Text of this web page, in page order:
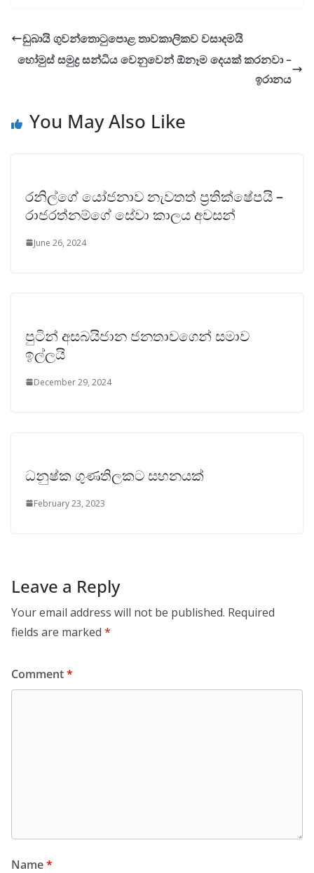
ඩුබායි ගුවන්තොටුපොළ තාවකාලිකව වසාදමයි
හෝමුස් සමුද්‍ර සන්ධිය වෙනුවෙන් ඕනෑම දෙයක් කරනවා –
ඉරානය
You May Also Like
රනිල්ගේ යෝජනාව නැවතත් ප්‍රතික්ෂේපයි –
රාජරත්නම්ගේ සේවා කාලය අවසන්
June 26, 2024
පුටින් අසබයිජාන ජනතාවගෙන් සමාව
ඉල්ලයි
December 29, 2024
ධනුෂ්ක ගුණතිලකට සහනයක්
February 23, 2023
Leave a Reply
Your email address will not be published. Required
fields are marked *
Comment*
Name*